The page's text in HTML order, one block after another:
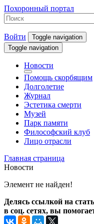
Похоронный портал
Войти
Toggle navigation
Toggle navigation
Новости
Помощь скорбящим
Долголетие
Журнал
Эстетика смерти
Музей
Парк памяти
Философский клуб
Лицо отрасли
Главная страница
Новости
Элемент не найден!
Делясь ссылкой на
в соц. сетях, вы